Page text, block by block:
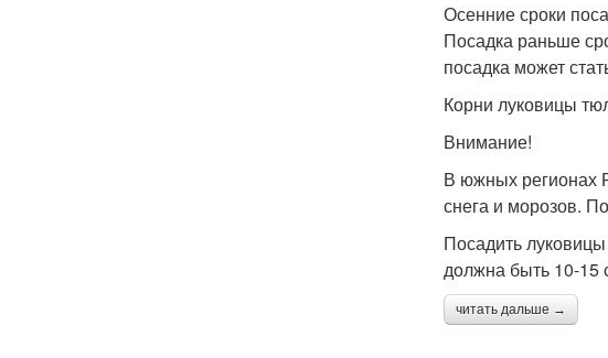
Осенние сроки
Посадка раньше
посадка может
Корни луковицы
Внимание!
В южных регионах
снега и морозов.
Посадить
должна быть 10-15
читать дальше →